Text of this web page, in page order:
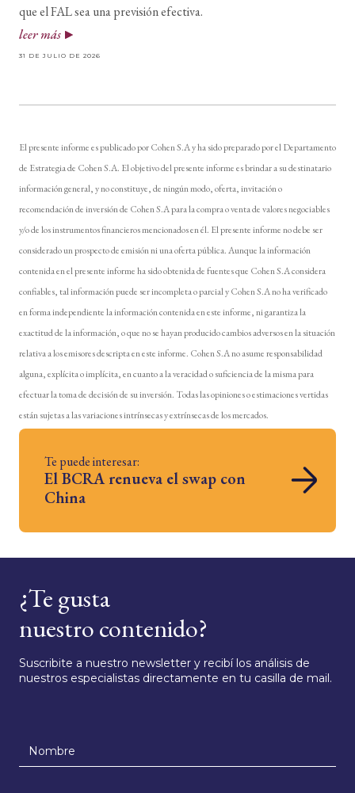
que el FAL sea una previsión efectiva.
leer más
31 DE JULIO DE 2026
El presente informe es publicado por Cohen S.A y ha sido preparado por el Departamento
de Estrategia de Cohen S.A. El objetivo del presente informe es brindar a su destinatario
información general, y no constituye, de ningún modo, oferta, invitación o
recomendación de inversión de Cohen S.A para la compra o venta de valores negociables
y/o de los instrumentos financieros mencionados en él. El presente informe no debe ser
considerado un prospecto de emisión ni una oferta pública. Aunque la información
contenida en el presente informe ha sido obtenida de fuentes que Cohen S.A considera
confiables, tal información puede ser incompleta o parcial y Cohen S.A no ha verificado
en forma independiente la información contenida en este informe, ni garantiza la
exactitud de la información, o que no se hayan producido cambios adversos en la situación
relativa a los emisores descripta en este informe. Cohen S.A no asume responsabilidad
alguna, explícita o implícita, en cuanto a la veracidad o suficiencia de la misma para
efectuar la toma de decisión de su inversión. Todas las opiniones o estimaciones vertidas
están sujetas a las variaciones intrínsecas y extrínsecas de los mercados.
Te puede interesar:
El BCRA renueva el swap con
China
¿Te gusta
nuestro contenido?
Suscribite a nuestro newsletter y recibí los análisis de
nuestros especialistas directamente en tu casilla de mail.